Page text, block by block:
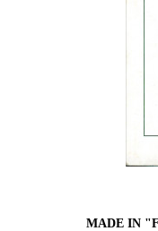
MADE IN